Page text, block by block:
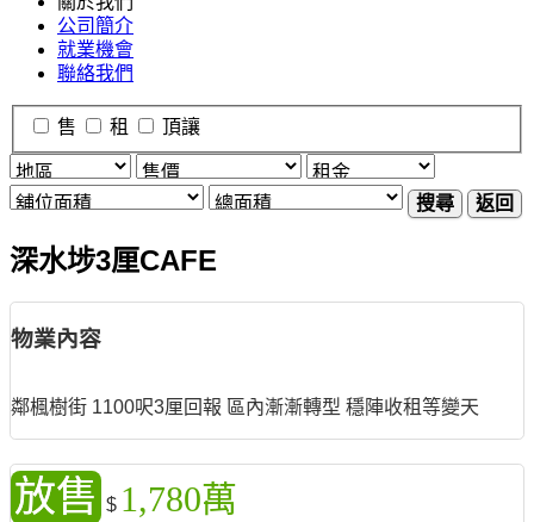
公司簡介
就業機會
聯絡我們
售 租 頂讓
搜尋 返回
深水埗3厘CAFE
物業內容
鄰楓樹街 1100呎3厘回報 區內漸漸轉型 穩陣收租等變天
放售 $ 1,780萬